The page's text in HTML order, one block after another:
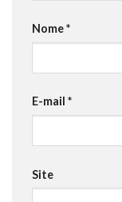
Nome*
E-mail *
Site